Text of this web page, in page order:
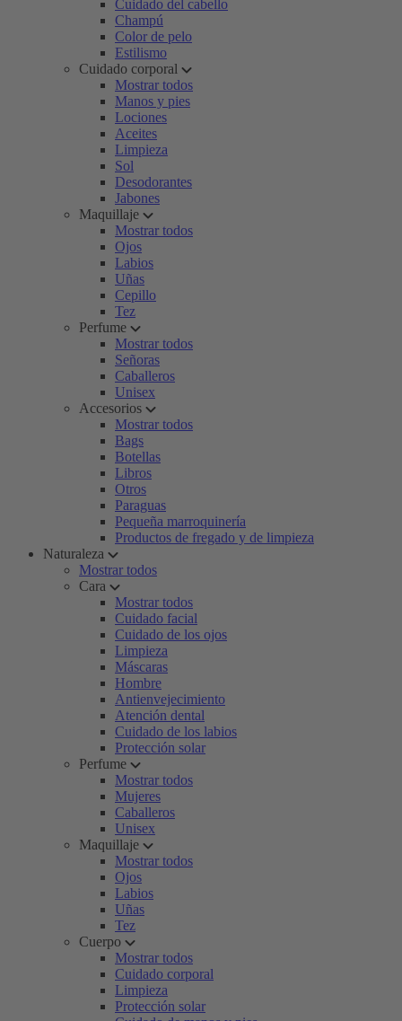
Cuidado del cabello
Champú
Color de pelo
Estilismo
Cuidado corporal
Mostrar todos
Manos y pies
Lociones
Aceites
Limpieza
Sol
Desodorantes
Jabones
Maquillaje
Mostrar todos
Ojos
Labios
Uñas
Cepillo
Tez
Perfume
Mostrar todos
Señoras
Caballeros
Unisex
Accesorios
Mostrar todos
Bags
Botellas
Libros
Otros
Paraguas
Pequeña marroquinería
Productos de fregado y de limpieza
Naturaleza
Mostrar todos
Cara
Mostrar todos
Cuidado facial
Cuidado de los ojos
Limpieza
Máscaras
Hombre
Antienvejecimiento
Atención dental
Cuidado de los labios
Protección solar
Perfume
Mostrar todos
Mujeres
Caballeros
Unisex
Maquillaje
Mostrar todos
Ojos
Labios
Uñas
Tez
Cuerpo
Mostrar todos
Cuidado corporal
Limpieza
Protección solar